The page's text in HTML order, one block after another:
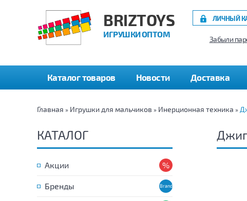
BRIZTOYS
ИГРУШКИ ОПТОМ
ЛИЧНЫЙ
Забыли
Каталог товаров Новости Доставка
Главная » Игрушки для мальчиков » Инерционная техника »
КАТАЛОГ
Акции
Бренды